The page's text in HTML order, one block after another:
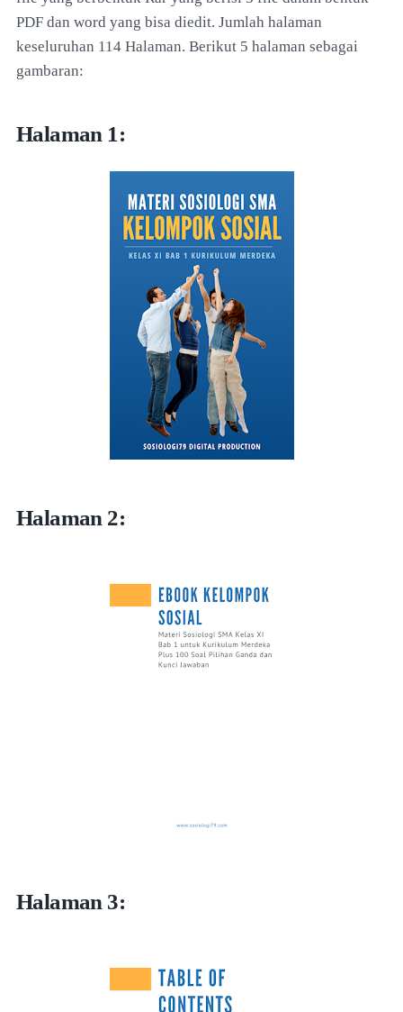
PDF dan word yang bisa diedit. Jumlah halaman
keseluruhan 114 Halaman. Berikut 5 halaman sebagai
gambaran:
Halaman 1:
Halaman 2:
Halaman 3: